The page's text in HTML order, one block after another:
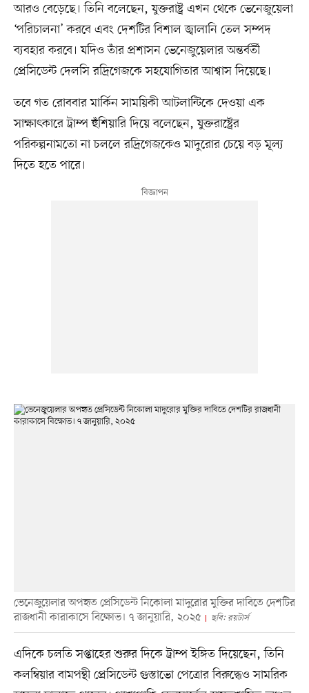
আরও বেড়েছে। তিনি বলেছেন, যুক্তরাষ্ট্র এখন থেকে ভেনেজুয়েলা
‘পরিচালনা’ করবে এবং দেশটির বিশাল জ্বালানি তেল সম্পদ
ব্যবহার করবে। যদিও তাঁর প্রশাসন ভেনেজুয়েলার অন্তর্বর্তী
প্রেসিডেন্ট দেলসি রদ্রিগেজকে সহযোগিতার আশ্বাস দিয়েছে।
তবে গত রোববার মার্কিন সাময়িকী আটলান্টিকে দেওয়া এক
সাক্ষাৎকারে ট্রাম্প হুঁশিয়ারি দিয়ে বলেছেন, যুক্তরাষ্ট্রের
পরিকল্পনামতো না চললে রদ্রিগেজকেও মাদুরোর চেয়ে বড় মূল্য
দিতে হতে পারে।
ভেনেজুয়েলার অপহৃত প্রেসিডেন্ট নিকোলা মাদুরোর মুক্তির দাবিতে দেশটির
রাজধানী কারাকাসে বিক্ষোভ। ৭ জানুয়ারি, ২০২৫
ছবি: রয়টার্স
এদিকে চলতি সপ্তাহের শুরুর দিকে ট্রাম্প ইঙ্গিত দিয়েছেন, তিনি
কলম্বিয়ার বামপন্থী প্রেসিডেন্ট গুস্তাভো পেত্রোর বিরুদ্ধেও সামরিক